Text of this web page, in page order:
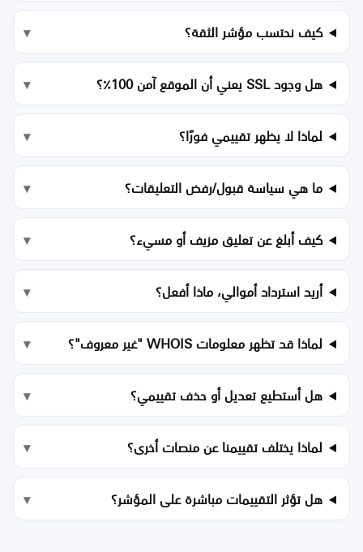
كيف نحتسب مؤشر الثقة؟
هل وجود SSL يعني أن الموقع آمن 100٪؟
لماذا لا يظهر تقييمي فورًا؟
ما هي سياسة قبول/رفض التعليقات؟
كيف أبلغ عن تعليق مزيف أو مسيء؟
أريد استرداد أموالي، ماذا أفعل؟
لماذا قد تظهر معلومات WHOIS "غير معروف"؟
هل أستطيع تعديل أو حذف تقييمي؟
لماذا يختلف تقييمنا عن منصات أخرى؟
هل تؤثر التقييمات مباشرة على المؤشر؟